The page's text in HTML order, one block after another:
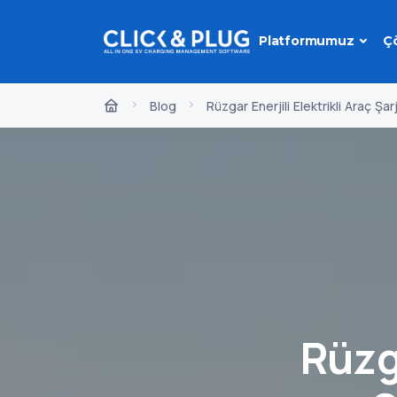
Platformumuz
Blog Rüzgar Enerjili Elektrikli Araç